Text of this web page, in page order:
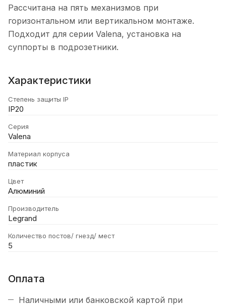
Рассчитана на пять механизмов при
горизонтальном или вертикальном монтаже.
Подходит для серии Valena, установка на
суппорты в подрозетники.
Характеристики
Степень защиты IP
IP20
Серия
Valena
Материал корпуса
пластик
Цвет
Алюминий
Производитель
Legrand
Количество постов/ гнезд/ мест
5
Оплата
Наличными или банковской картой при